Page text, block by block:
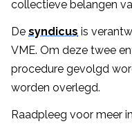
collectieve belangen
De syndicus is
VME. Om deze twee
procedure gevolgd
worden overlegd.
Raadpleeg voor meer